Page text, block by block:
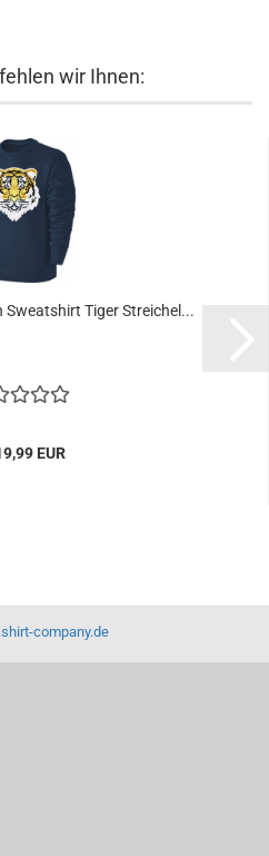
wir Ihnen:
Sweatshirt Tiger Streichel...
EUR
company.de